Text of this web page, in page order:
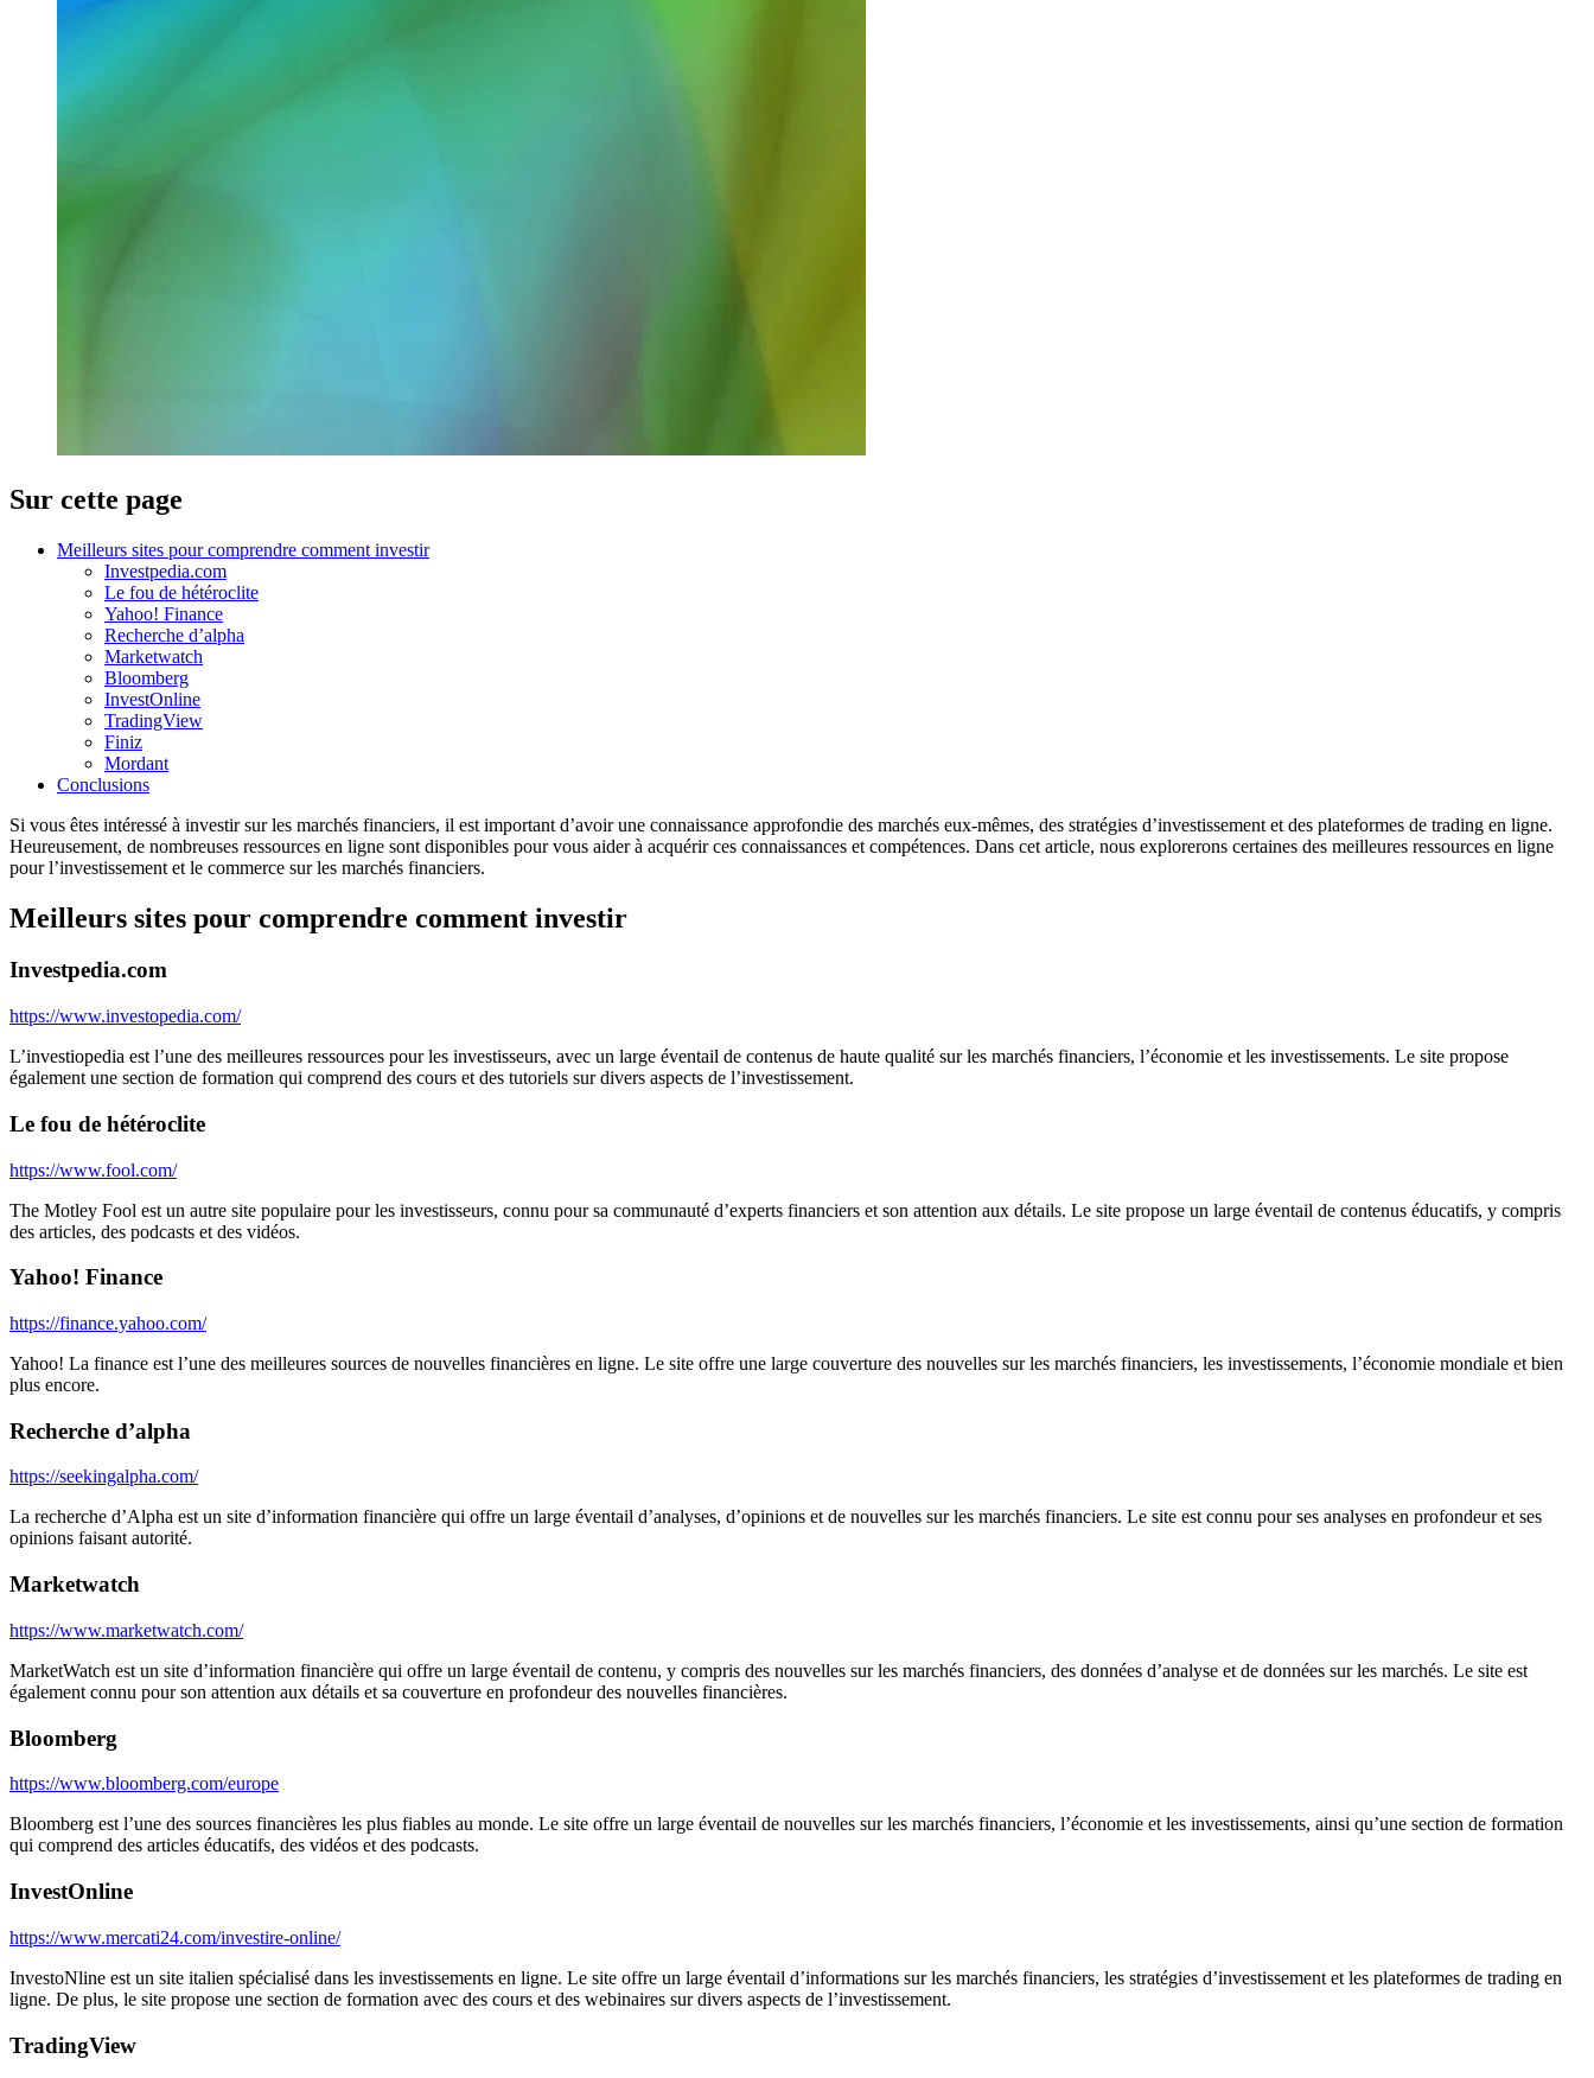
Sur cette page
Meilleurs sites pour comprendre comment investir
Investpedia.com
Le fou de hétéroclite
Yahoo! Finance
Recherche d’alpha
Marketwatch
Bloomberg
InvestOnline
TradingView
Finiz
Mordant
Conclusions
Si vous êtes intéressé à investir sur les marchés financiers, il est important d’avoir une connaissance approfondie des marchés eux-mêmes, des stratégies d’investissement et des plateformes de trading en ligne.
Heureusement, de nombreuses ressources en ligne sont disponibles pour vous aider à acquérir ces connaissances et compétences. Dans cet article, nous explorerons certaines des meilleures ressources en ligne
pour l’investissement et le commerce sur les marchés financiers.
Meilleurs sites pour comprendre comment investir
Investpedia.com
https://www.investopedia.com/
L’investiopedia est l’une des meilleures ressources pour les investisseurs, avec un large éventail de contenus de haute qualité sur les marchés financiers, l’économie et les investissements. Le site propose
également une section de formation qui comprend des cours et des tutoriels sur divers aspects de l’investissement.
Le fou de hétéroclite
https://www.fool.com/
The Motley Fool est un autre site populaire pour les investisseurs, connu pour sa communauté d’experts financiers et son attention aux détails. Le site propose un large éventail de contenus éducatifs, y compris
des articles, des podcasts et des vidéos.
Yahoo! Finance
https://finance.yahoo.com/
Yahoo! La finance est l’une des meilleures sources de nouvelles financières en ligne. Le site offre une large couverture des nouvelles sur les marchés financiers, les investissements, l’économie mondiale et bien
plus encore.
Recherche d’alpha
https://seekingalpha.com/
La recherche d’Alpha est un site d’information financière qui offre un large éventail d’analyses, d’opinions et de nouvelles sur les marchés financiers. Le site est connu pour ses analyses en profondeur et ses
opinions faisant autorité.
Marketwatch
https://www.marketwatch.com/
MarketWatch est un site d’information financière qui offre un large éventail de contenu, y compris des nouvelles sur les marchés financiers, des données d’analyse et de données sur les marchés. Le site est
également connu pour son attention aux détails et sa couverture en profondeur des nouvelles financières.
Bloomberg
https://www.bloomberg.com/europe
Bloomberg est l’une des sources financières les plus fiables au monde. Le site offre un large éventail de nouvelles sur les marchés financiers, l’économie et les investissements, ainsi qu’une section de formation
qui comprend des articles éducatifs, des vidéos et des podcasts.
InvestOnline
https://www.mercati24.com/investire-online/
InvestoNline est un site italien spécialisé dans les investissements en ligne. Le site offre un large éventail d’informations sur les marchés financiers, les stratégies d’investissement et les plateformes de trading en
ligne. De plus, le site propose une section de formation avec des cours et des webinaires sur divers aspects de l’investissement.
TradingView